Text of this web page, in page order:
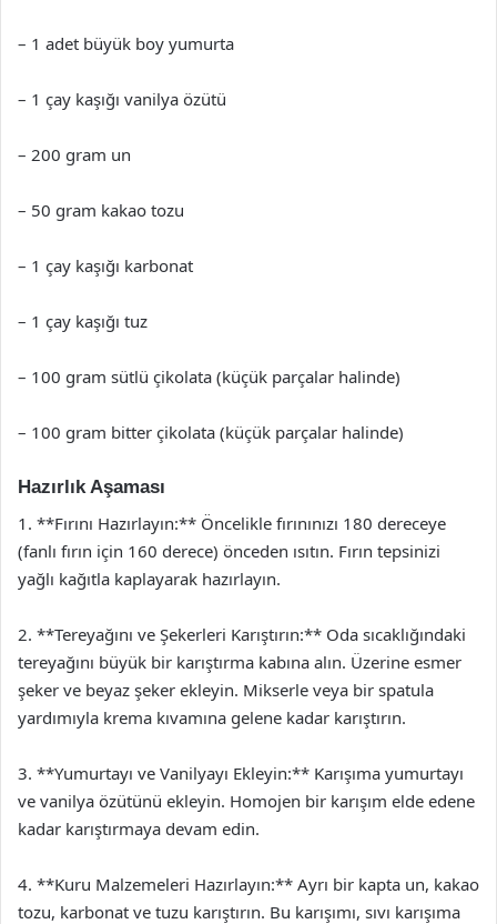
– 1 adet büyük boy yumurta
– 1 çay kaşığı vanilya özütü
– 200 gram un
– 50 gram kakao tozu
– 1 çay kaşığı karbonat
– 1 çay kaşığı tuz
– 100 gram sütlü çikolata (küçük parçalar halinde)
– 100 gram bitter çikolata (küçük parçalar halinde)
Hazırlık Aşaması
1. **Fırını Hazırlayın:** Öncelikle fırınınızı 180 dereceye
(fanlı fırın için 160 derece) önceden ısıtın. Fırın tepsinizi
yağlı kağıtla kaplayarak hazırlayın.
2. **Tereyağını ve Şekerleri Karıştırın:** Oda sıcaklığındaki
tereyağını büyük bir karıştırma kabına alın. Üzerine esmer
şeker ve beyaz şeker ekleyin. Mikserle veya bir spatula
yardımıyla krema kıvamına gelene kadar karıştırın.
3. **Yumurtayı ve Vanilyayı Ekleyin:** Karışıma yumurtayı
ve vanilya özütünü ekleyin. Homojen bir karışım elde edene
kadar karıştırmaya devam edin.
4. **Kuru Malzemeleri Hazırlayın:** Ayrı bir kapta un, kakao
tozu, karbonat ve tuzu karıştırın. Bu karışımı, sıvı karışıma